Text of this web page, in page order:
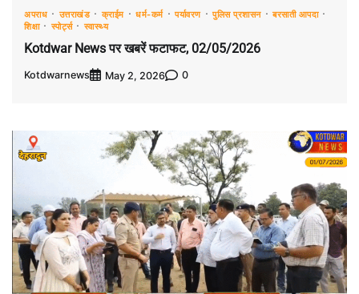
अपराध उत्तराखंड क्राईम धर्म-कर्म पर्यावरण पुलिस प्रशासन
बरसाती आपदा
शिक्षा
स्पोर्ट्स स्वास्थ्य
Kotdwar News पर खबरें फटाफट, 02/05/2026
Kotdwarnews May 2, 2026 0